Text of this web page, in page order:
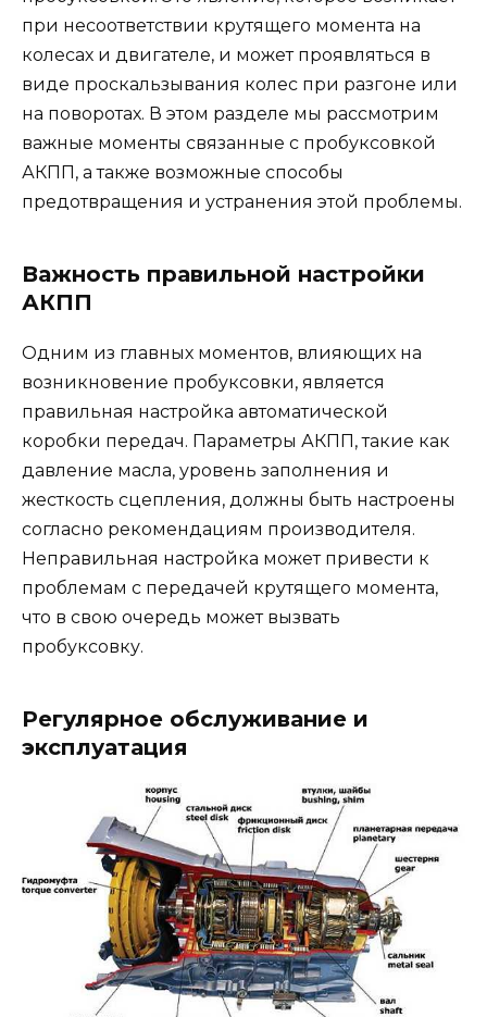
при несоответствии крутящего момента на
колесах и двигателе, и может проявляться в
виде проскальзывания колес при разгоне или
на поворотах. В этом разделе мы рассмотрим
важные моменты связанные с пробуксовкой
АКПП, а также возможные способы
предотвращения и устранения этой проблемы.
Важность правильной настройки
АКПП
Одним из главных моментов, влияющих на
возникновение пробуксовки, является
правильная настройка автоматической
коробки передач. Параметры АКПП, такие как
давление масла, уровень заполнения и
жесткость сцепления, должны быть настроены
согласно рекомендациям производителя.
Неправильная настройка может привести к
проблемам с передачей крутящего момента,
что в свою очередь может вызвать
пробуксовку.
Регулярное обслуживание и
эксплуатация